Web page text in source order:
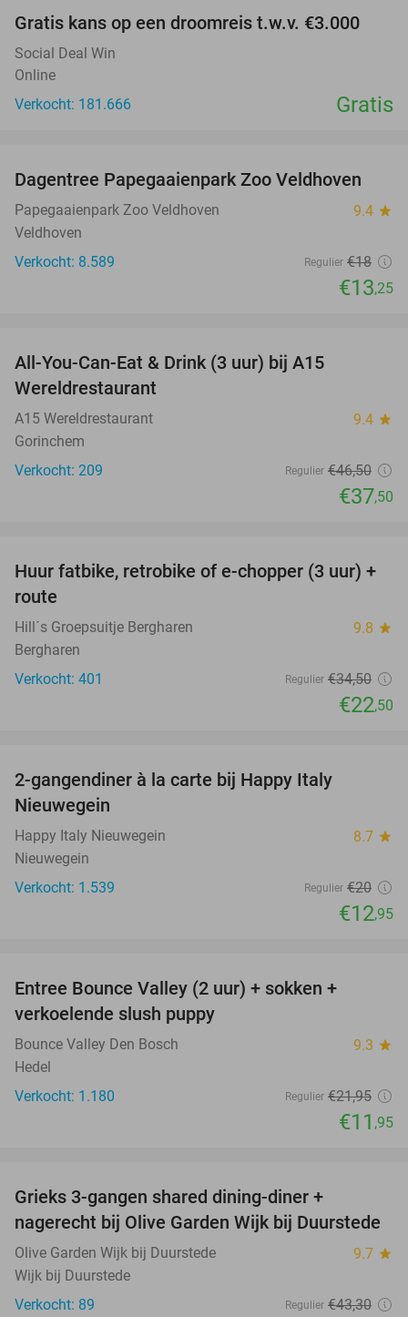
Gratis kans op een droomreis t.w.v. €3.000
Social Deal Win
Online
Verkocht: 181.666
Gratis
26%
Dagentree Papegaaienpark Zoo Veldhoven
Papegaaienpark Zoo Veldhoven 9.4 star
Veldhoven
Verkocht: 8.589
Regulier €18
€13,25
All-You-Can-Eat & Drink (3 uur) bij A15
Wereldrestaurant
A15 Wereldrestaurant 9.4 star
Gorinchem
Verkocht: 209
Regulier €46,50
€37,50
35%
Huur fatbike, retrobike of e-chopper (3 uur) +
route
Hill´s Groepsuitje Bergharen 9.8 star
Bergharen
Verkocht: 401
Regulier €34,50
€22,50
2-gangendiner à la carte bij Happy Italy
Nieuwegein
Happy Italy Nieuwegein 8.7 star
Nieuwegein
Verkocht: 1.539
Regulier €20
€12,95
Entree Bounce Valley (2 uur) + sokken +
verkoelende slush puppy
Bounce Valley Den Bosch 9.3 star
Hedel
Verkocht: 1.180
Regulier €21,95
€11 ,95
Grieks 3-gangen shared dining-diner +
nagerecht bij Olive Garden Wijk bij Duurstede
Olive Garden Wijk bij Duurstede 9.7 star
Wijk bij Duurstede
Verkocht: 89
Regulier €43,30